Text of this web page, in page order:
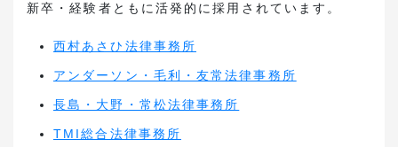
新卒・経験者ともに活発的に採用されています。
西村あさひ法律事務所
アンダーソン・毛利・友常法律事務所
長島・大野・常松法律事務所
TMI総合法律事務所